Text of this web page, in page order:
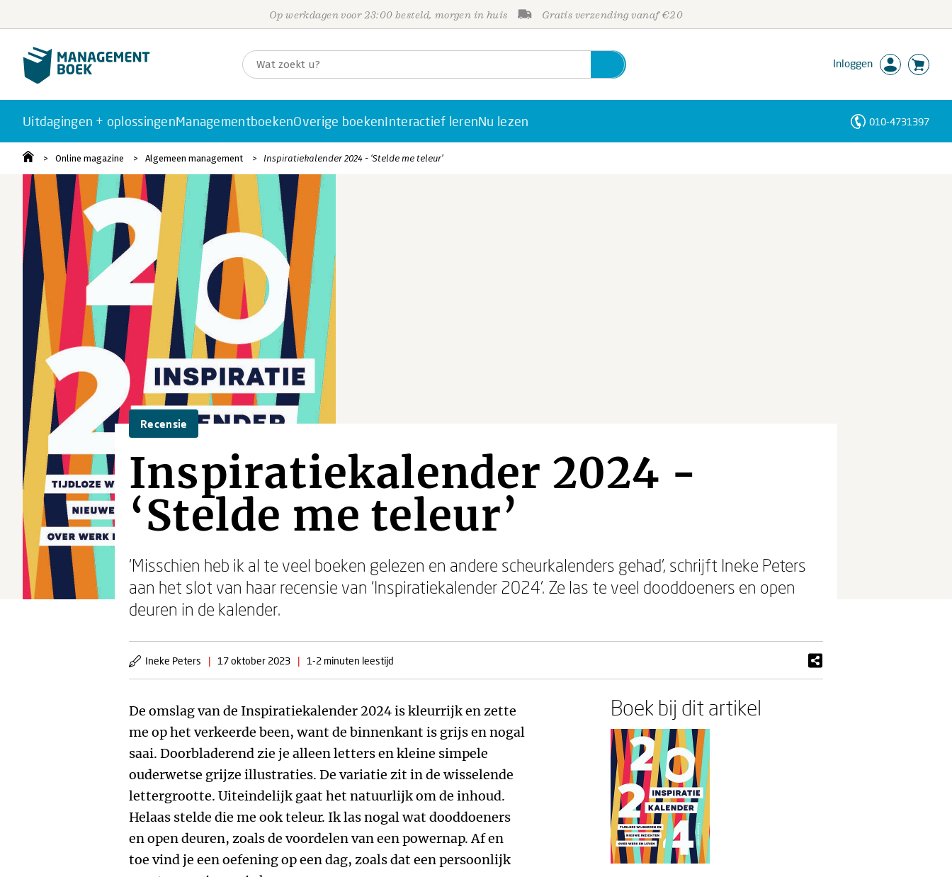
Op werkdagen voor 23:00 besteld, morgen in huis Gratis verzending vanaf €20
Inloggen
Uitdagingen + oplossingenManagementboekenOverige boekenInteractief lerenNu lezen 010-4731397
Online magazine Algemeen management Inspiratiekalender 2024 - ‘Stelde me teleur’
Recensie
Inspiratiekalender 2024 -
‘Stelde me teleur’
‘Misschien heb ik al te veel boeken gelezen en andere scheurkalenders gehad’, schrijft Ineke Peters
aan het slot van haar recensie van ‘Inspiratiekalender 2024’. Ze las te veel dooddoeners en open
deuren in de kalender.
Ineke Peters | 17 oktober 2023 | 1-2 minuten leestijd
De omslag van de Inspiratiekalender 2024 is kleurrijk en zette
me op het verkeerde been, want de binnenkant is grijs en nogal
saai. Doorbladerend zie je alleen letters en kleine simpele
ouderwetse grijze illustraties. De variatie zit in de wisselende
lettergrootte. Uiteindelijk gaat het natuurlijk om de inhoud.
Helaas stelde die me ook teleur. Ik las nogal wat dooddoeners
en open deuren, zoals de voordelen van een powernap. Af en
toe vind je een oefening op een dag, zoals dat een persoonlijk
Boek bij dit artikel
Personen